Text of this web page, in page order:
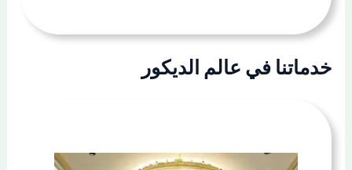
خدماتنا في عالم الديكور